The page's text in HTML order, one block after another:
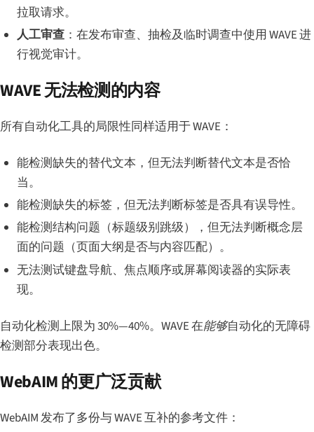
拉取请求。
人工审查：在发布审查、抽检及临时调查中使用 WAVE 进
行视觉审计。
WAVE 无法检测的内容
所有自动化工具的局限性同样适用于 WAVE：
能检测缺失的替代文本，但无法判断替代文本是否恰
当。
能检测缺失的标签，但无法判断标签是否具有误导性。
能检测结构问题（标题级别跳级），但无法判断概念层
面的问题（页面大纲是否与内容匹配）。
无法测试键盘导航、焦点顺序或屏幕阅读器的实际表
现。
自动化检测上限为 30%—40%。WAVE 在能够自动化的无障碍
检测部分表现出色。
WebAIM 的更广泛贡献
WebAIM 发布了多份与 WAVE 互补的参考文件：